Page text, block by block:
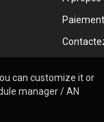
can customize it or
manager / AN